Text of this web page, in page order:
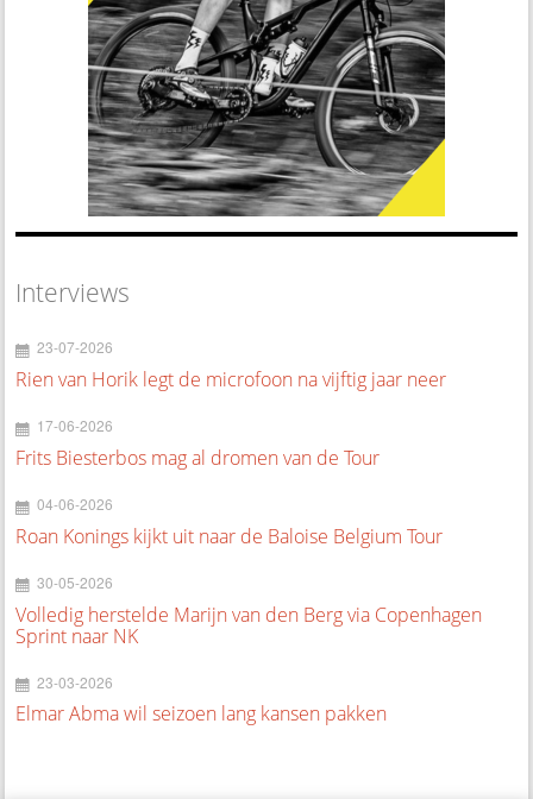
Interviews
23-07-2026
Rien van Horik legt de microfoon na vijftig jaar neer
17-06-2026
Frits Biesterbos mag al dromen van de Tour
04-06-2026
Roan Konings kijkt uit naar de Baloise Belgium Tour
30-05-2026
Volledig herstelde Marijn van den Berg via Copenhagen
Sprint naar NK
23-03-2026
Elmar Abma wil seizoen lang kansen pakken